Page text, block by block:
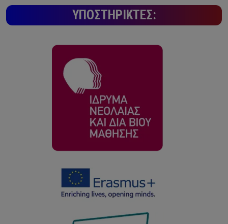
ΥΠΟΣΤΗΡΙΚΤΈΣ: